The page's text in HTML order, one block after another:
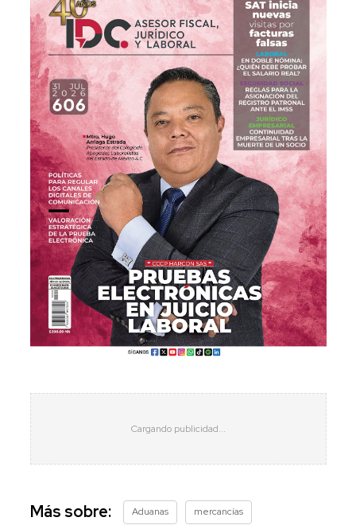
Más sobre: Aduanas mercancías